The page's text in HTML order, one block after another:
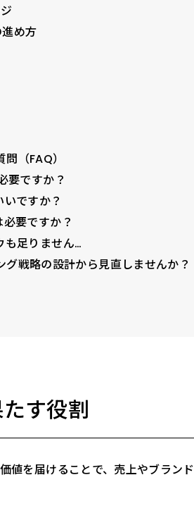
め方
（FAQ）
要ですか？
ですか？
要ですか？
足りません…
戦略の設計から見直しませんか？
す役割
を届けることで、売上やブラン